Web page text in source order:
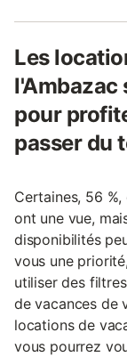
Les
l'Ambazac
pour
passer du
Certaines, 56
ont une vue,
disponibilités
vous une
utiliser des
de vacances de
locations de
vous pourrez